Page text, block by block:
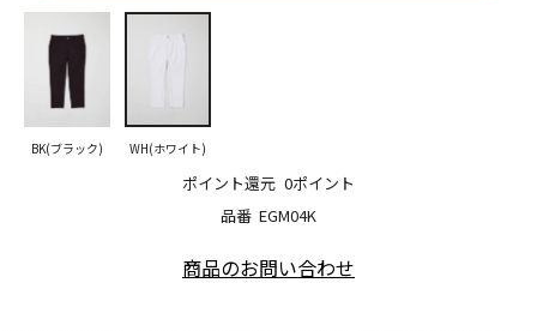
品番 EGM04K
ポイント還元 0ポイント
BK(ブラック) WH(ホワイト)
商品のお問い合わせ